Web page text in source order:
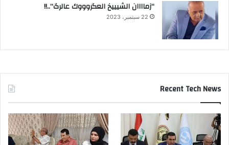
“زماااان الشيييخ العگروووك عالرگ”..!!
22 سبتمبر، 2023
Recent Tech News